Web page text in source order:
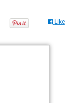
Like